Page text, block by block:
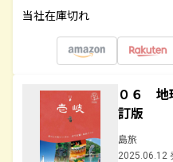
当社在庫切れ
０６
訂版
島旅
2025.06.12